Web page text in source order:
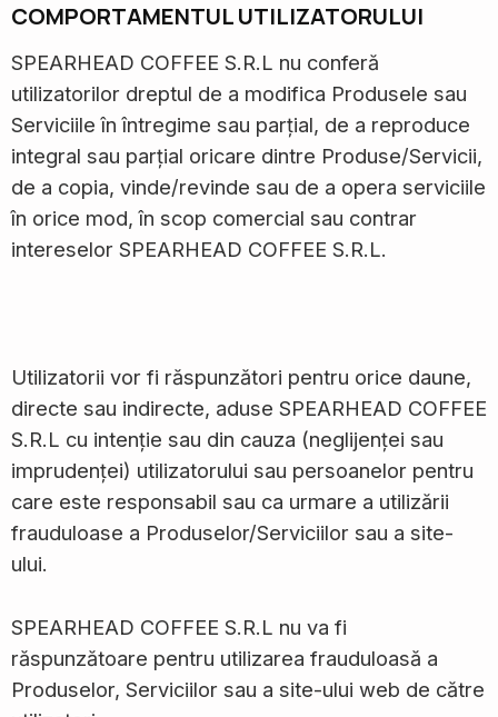
COMPORTAMENTUL UTILIZATORULUI
SPEARHEAD COFFEE S.R.L nu conferă
utilizatorilor dreptul de a modifica Produsele sau
Serviciile în întregime sau parțial, de a reproduce
integral sau parțial oricare dintre Produse/Servicii,
de a copia, vinde/revinde sau de a opera serviciile
în orice mod, în scop comercial sau contrar
intereselor SPEARHEAD COFFEE S.R.L.
Utilizatorii vor fi răspunzători pentru orice daune,
directe sau indirecte, aduse SPEARHEAD COFFEE
S.R.L cu intenție sau din cauza (neglijenței sau
imprudenței) utilizatorului sau persoanelor pentru
care este responsabil sau ca urmare a utilizării
frauduloase a Produselor/Serviciilor sau a site-
ului.
SPEARHEAD COFFEE S.R.L nu va fi
răspunzătoare pentru utilizarea frauduloasă a
Produselor, Serviciilor sau a site-ului web de către